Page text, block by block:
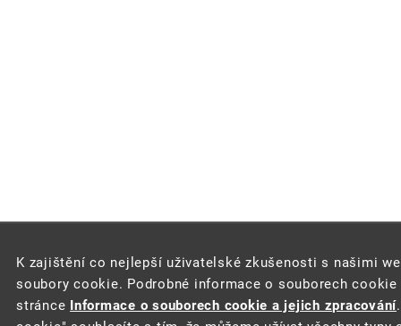
K zajištění co nejlepší uživatelské zkušenosti s našimi
soubory cookie. Podrobné informace o souborech
stránce Informace o souborech cookie a jejich zpracování